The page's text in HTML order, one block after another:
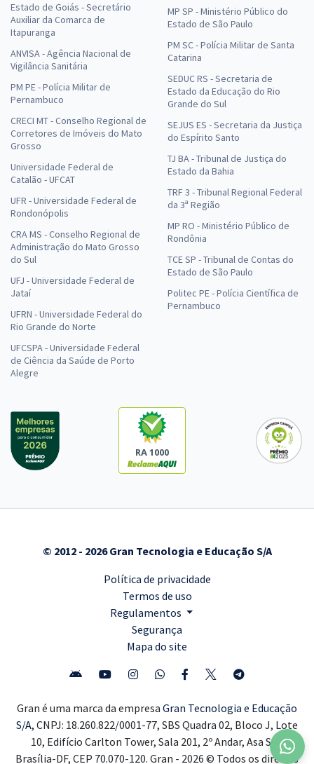
Estado de Goiás - Secretário
Auxiliar da Comarca de
Itapuranga
ANVISA - Agência Nacional de
Vigilância Sanitária
PM PE - Polícia Militar de
Pernambuco
CRECI MT - Conselho Regional de
Corretores de Imóveis do Mato
Grosso
Universidade Federal de
Catalão - UFCAT
UFR - Universidade Federal de
Rondonópolis
CRA MS - Conselho Regional de
Administração do Mato Grosso
do Sul
UFJ - Universidade Federal de
Jataí
UFRN - Universidade Federal do
Rio Grande do Norte
UFCSPA - Universidade Federal
de Ciência da Saúde de Porto
Alegre
MP SP - Ministério Público do
Estado de São Paulo
PM SC - Polícia Militar de Santa
Catarina
SEDUC RS - Secretaria de
Estado da Educação do Rio
Grande do Sul
SEJUS ES - Secretaria da Justiça
do Espírito Santo
TJ BA - Tribunal de Justiça do
Estado da Bahia
TRF 3 - Tribunal Regional Federal
da 3ª Região
MP RO - Ministério Público de
Rondônia
TCE SP - Tribunal de Contas do
Estado de São Paulo
Politec PE - Polícia Científica de
Pernambuco
RA 1000
© 2012 - 2026 Gran Tecnologia e Educação S/A
Política de privacidade
Termos de uso
Regulamentos
Segurança
Mapa do site
Gran é uma marca da empresa Gran Tecnologia e Educação
S/A, CNPJ: 18.260.822/0001-77, SBS Quadra 02, Bloco J, Lote
10, Edifício Carlton Tower, Sala 201, 2º Andar, Asa Sul,
Brasília-DF, CEP 70.070-120. Gran - 2026 © Todos os direitos